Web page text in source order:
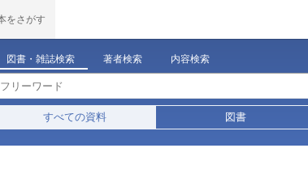
をさがす
図書・雑誌検索 著者検索 内容検索
すべての資料 図書